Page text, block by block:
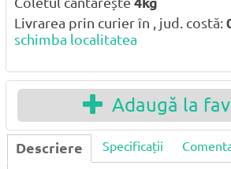
Livrarea prin curier în , jud. costă:
schimba localitatea
Adaugă la
Descriere Specificații